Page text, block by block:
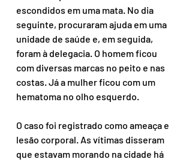
escondidos em uma mata. No dia
seguinte, procuraram ajuda em uma
unidade de saúde e, em seguida,
foram à delegacia. O homem ficou
com diversas marcas no peito e nas
costas. Já a mulher ficou com um
hematoma no olho esquerdo.
O caso foi registrado como ameaça e
lesão corporal. As vítimas disseram
que estavam morando na cidade há